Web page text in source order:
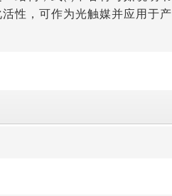
性，可作为光触媒并应用于产